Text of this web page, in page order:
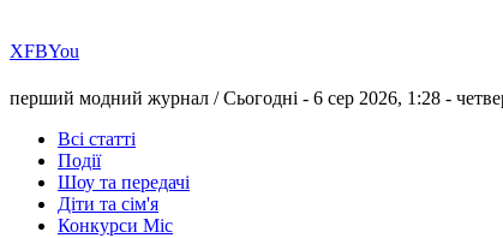
ХFBYou
перший модний журнал /Сьогодні - 6 сер 2026, 1:28 -
Всі статті
Події
Шоу та передачі
Діти та сім'я
Конкурси Міс